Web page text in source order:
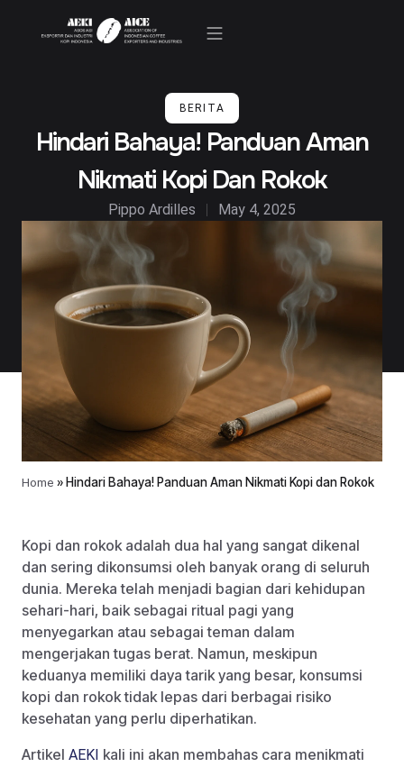
BERITA
Hindari Bahaya! Panduan Aman
Nikmati Kopi Dan Rokok
Pippo Ardilles May 4, 2025
Home » Hindari Bahaya! Panduan Aman Nikmati Kopi dan Rokok
Kopi dan rokok adalah dua hal yang sangat dikenal
dan sering dikonsumsi oleh banyak orang di seluruh
dunia. Mereka telah menjadi bagian dari kehidupan
sehari-hari, baik sebagai ritual pagi yang
menyegarkan atau sebagai teman dalam
mengerjakan tugas berat. Namun, meskipun
keduanya memiliki daya tarik yang besar, konsumsi
kopi dan rokok tidak lepas dari berbagai risiko
kesehatan yang perlu diperhatikan.
Artikel AEKI kali ini akan membahas cara menikmati